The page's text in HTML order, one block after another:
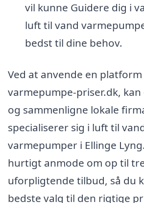
vil kunne Guidere dig i
luft til vand
bedst til dine behov.
Ved at anvende en platform
varmepumpe-priser.dk,
og sammenligne lokale
specialiserer sig i luft til
varmepumper i Ellinge
hurtigt anmode om op til
uforpligtende tilbud, så du
bedste valg til den rigtige